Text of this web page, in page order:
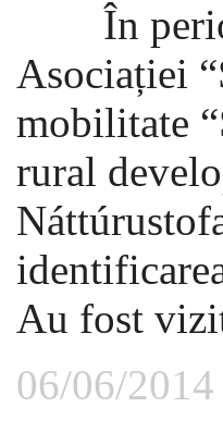
În
Asociației
mobilitate
rural
Au fost
06/06/2014